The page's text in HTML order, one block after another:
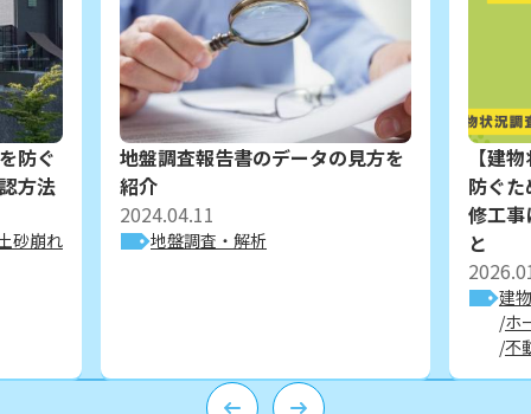
防ぐ
方法
砂崩れ
地盤調査報告書のデータの見方を
紹介
2024.04.11
地盤調査・解析
【建
防ぐ
修工事
と
建
ホ
不